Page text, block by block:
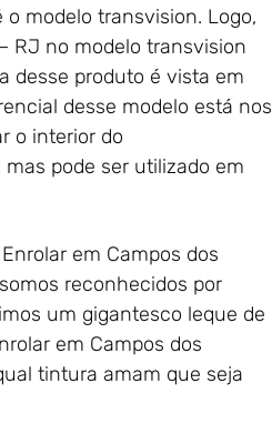
modelo transvision. Logo,
RJ no modelo transvision
desse produto é vista em
desse modelo está nos
o interior do
pode ser utilizado em
em Campos dos
reconhecidos por
um gigantesco leque de
em Campos dos
tintura amam que seja